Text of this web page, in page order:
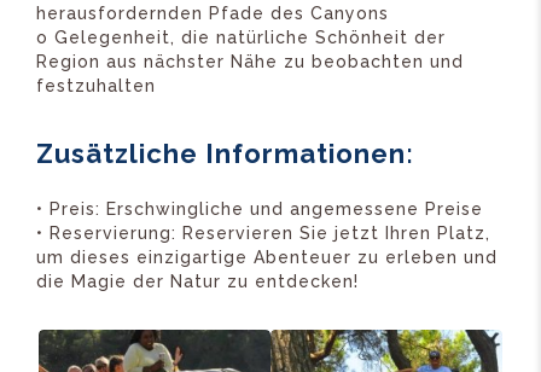
herausfordernden Pfade des Canyons
o Gelegenheit, die natürliche Schönheit der
Region aus nächster Nähe zu beobachten und
festzuhalten
Zusätzliche Informationen:
• Preis: Erschwingliche und angemessene Preise
• Reservierung: Reservieren Sie jetzt Ihren Platz,
um dieses einzigartige Abenteuer zu erleben und
die Magie der Natur zu entdecken!